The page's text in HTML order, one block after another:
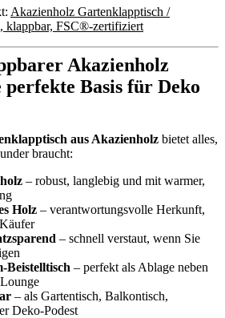
Akazienholz Gartenklapptisch /
klappbar, FSC®-zertifiziert
Akazienholz
Basis für Deko
aus Akazienholz bietet alles,
braucht:
– robust, langlebig und mit warmer,
Holz – verantwortungsvolle Herkunft,
– schnell verstaut, wenn Sie
Beistelltisch – perfekt als Ablage neben
– als Gartentisch, Balkontisch,
Deko-Podest